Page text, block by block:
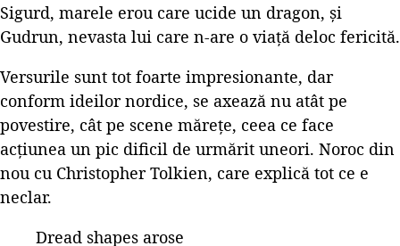
Sigurd, marele erou care ucide un dragon, și
Gudrun, nevasta lui care n-are o viață deloc fericită.
Versurile sunt tot foarte impresionante, dar
conform ideilor nordice, se axează nu atât pe
povestire, cât pe scene mărețe, ceea ce face
acțiunea un pic dificil de urmărit uneori. Noroc din
nou cu Christopher Tolkien, care explică tot ce e
neclar.
Dread shapes arose